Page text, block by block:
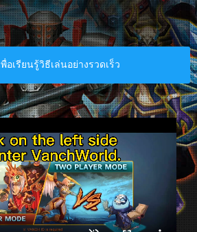
อเรียนรู้วิธีเล่นอย่างรวดเร็ว